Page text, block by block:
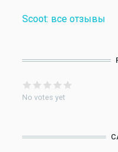
Scoot: все отзывы
No votes yet